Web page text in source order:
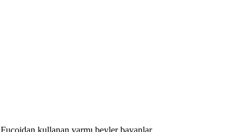
Fucoidan kullanan varmı beyler bayanlar